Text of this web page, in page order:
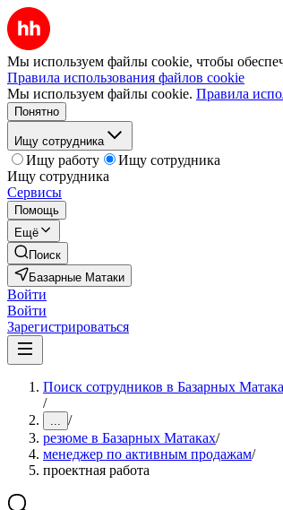
Мы используем файлы cookie, чтобы
Правила использования файлов cookie
Мы используем файлы cookie. Правила
Понятно
Ищу сотрудника
Ищу работу
Ищу сотрудника
Ищу сотрудника
Сервисы
Помощь
Ещё
Поиск
Базарные Матаки
Войти
Войти
Зарегистрироваться
Поиск сотрудников в Базарных
/
... /
резюме в Базарных Матаках/
менеджер по активным продажам/
проектная работа